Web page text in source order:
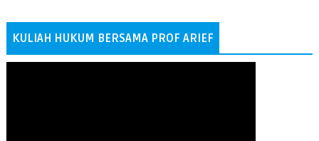
KULIAH HUKUM BERSAMA PROF ARIEF